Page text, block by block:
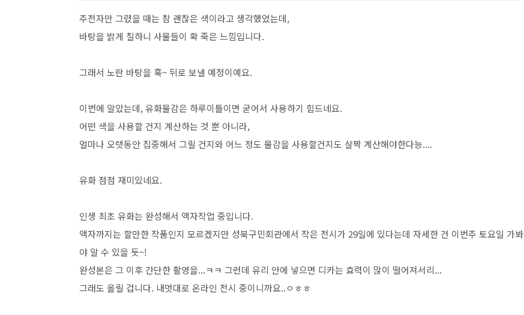
주전자만 그렸을 때는 참 괜찮은 색이라고 생각했었는데,
바탕을 밝게 칠하니 사물들이 확 죽은 느낌입니다.
그래서 노란 바탕을 훅~ 뒤로 보낼 예정이예요.
이번에 알았는데, 유화물감은 하루이틀이면 굳어서 사용하기 힘드네요.
어떤 색을 사용할 건지 계산하는 것 뿐 아니라,
얼마나 오랫동안 집중해서 그릴 건지와 어느 정도 물감을 사용할건지도 살짝 계산해야한다능....
유화 점점 재미있네요.
인생 최초 유화는 완성해서 액자작업 중입니다.
액자까지는 할만한 작품인지 모르겠지만 성북구민회관에서 작은 전시가 29일에 있다는데 자세한 건 이번주 토요일 가봐
야 알 수 있을 듯~!
완성본은 그 이후 간단한 촬영을...ㅋㅋ 그런데 유리 안에 넣으면 디카는 효력이 많이 떨어져서리...
그래도 올릴 겁니다. 내멋대로 온라인 전시 중이니까요..ㅇㅎㅎ